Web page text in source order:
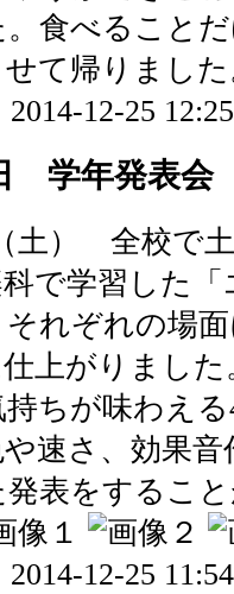
食べること
て帰りまし
2014-12-25
学年発表会
土） 全校で
で学習した
それぞれの場
上がりまし
ちが味わえ
速さ、効果
表をするこ
2014-12-25